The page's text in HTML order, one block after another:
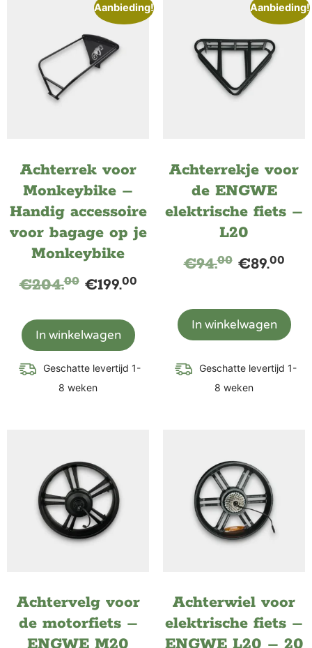
Aanbieding!
Achterrek voor
Monkeybike –
Handig accessoire
voor bagage op je
Monkeybike
€204.00 €199.00
In winkelwagen
Geschatte levertijd 1-
8 weken
Aanbieding!
Achterrekje voor
de ENGWE
elektrische fiets –
L20
€94.00 €89.00
In winkelwagen
Geschatte levertijd 1-
8 weken
Achtervelg voor
de motorfiets –
Achterwiel voor
elektrische fiets –